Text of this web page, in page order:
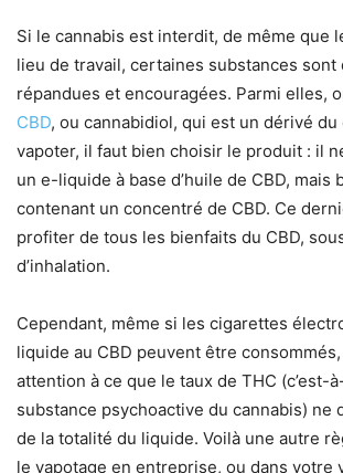
Si le cannabis est interdit, de même que
lieu de travail, certaines substances sont
répandues et encouragées. Parmi elles,
CBD, ou cannabidiol, qui est un dérivé du
vapoter, il faut bien choisir le produit : il
un e-liquide à base d’huile de CBD, mais
contenant un concentré de CBD. Ce
profiter de tous les bienfaits du CBD,
d’inhalation.
Cependant, même si les cigarettes
liquide au CBD peuvent être
attention à ce que le taux de THC (c’est-
substance psychoactive du cannabis) ne
de la totalité du liquide. Voilà une autre
le vapotage en entreprise, ou dans votre